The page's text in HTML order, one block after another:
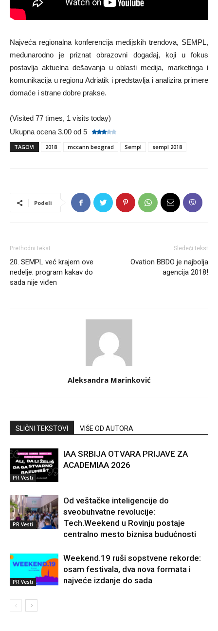
Najveća regionalna konferencija medijskih trendova, SEMPL,
međunarodno je priznat obrazovni događaj, koji u fokus
postavlja aktuelna dešavanja u oblasti medija, marketinga i
komunikacija u regionu Adriatik i predstavlja i analizira primere
domaće i strane dobre prakse.
(Visited 77 times, 1 visits today)
Ukupna ocena 3.00 od 5
TAGOVI 2018 mccann beograd Sempl sempl 2018
Podeli
Prethodni tekst
20. SEMPL već krajem ove
nedelje: program kakav do
sada nije viđen
Sledeći tekst
Ovation BBDO je najbolja
agencija 2018!
Aleksandra Marinković
SLIČNI TEKSTOVI VIŠE OD AUTORA
PR Vesti
IAA SRBIJA OTVARA PRIJAVE ZA
ACADEMIAA 2026
PR Vesti
Od veštačke inteligencije do
sveobuhvatne revolucije:
Tech.Weekend u Rovinju postaje
centralno mesto biznisa budućnosti
PR Vesti
Weekend.19 ruši sopstvene rekorde:
osam festivala, dva nova formata i
najveće izdanje do sada